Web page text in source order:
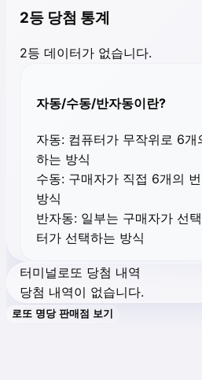
2등 당첨 통계
2등 데이터가 없습니다.
자동/수동/반자동이란?
자동: 컴퓨터가 무작위로 6개
하는 방식
수동: 구매자가 직접 6개의
방식
반자동: 일부는 구매자가 선
터가 선택하는 방식
터미널로또 당첨 내역
당첨 내역이 없습니다.
로또 명당 판매점 보기